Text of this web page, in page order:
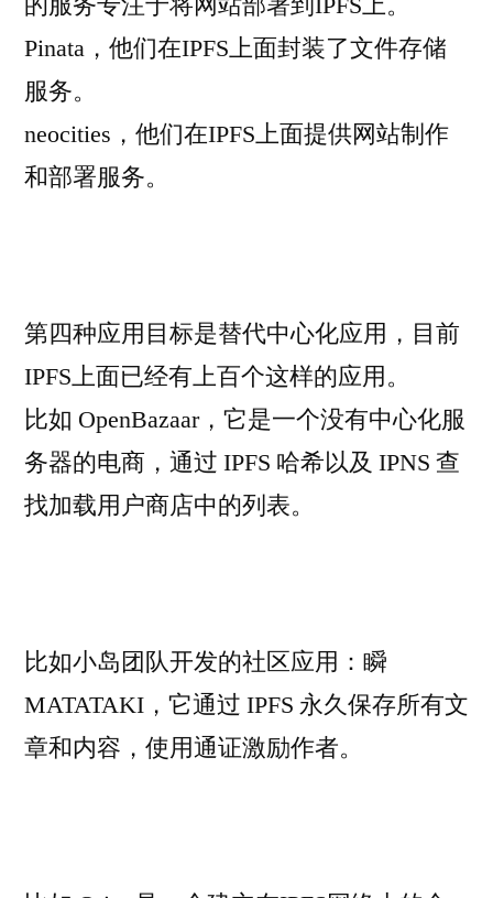
Pinata，他们在IPFS上面封装了文件存储
服务。
neocities，他们在IPFS上面提供网站制作
和部署服务。
第四种应用目标是替代中心化应用，目前
IPFS上面已经有上百个这样的应用。
比如 OpenBazaar，它是一个没有中心化服
务器的电商，通过 IPFS 哈希以及 IPNS 查
找加载用户商店中的列表。
比如小岛团队开发的社区应用：瞬
MATATAKI，它通过 IPFS 永久保存所有文
章和内容，使用通证激励作者。